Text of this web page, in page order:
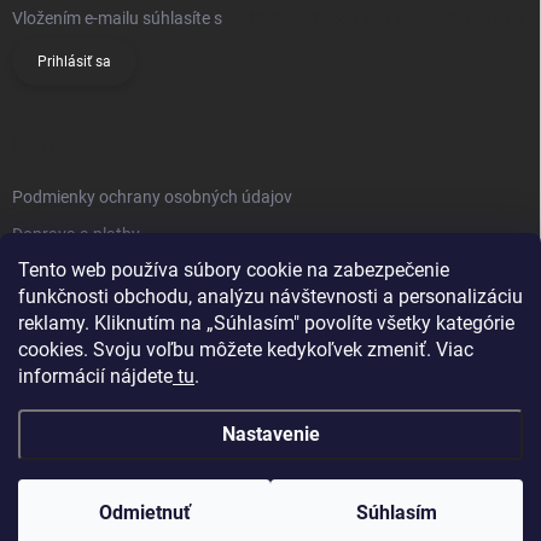
Tento web používa súbory cookie na zabezpečenie
funkčnosti obchodu, analýzu návštevnosti a personalizáciu
reklamy. Kliknutím na „Súhlasím" povolíte všetky kategórie
cookies. Svoju voľbu môžete kedykoľvek zmeniť. Viac
informácií nájdete tu.
Nastavenie
Odmietnuť Súhlasím
Vložením e-mailu súhlasíte s
Prihlásiť sa
Podmienky ochrany osobných údajov
Doprava a platby
Obchodné podmienky
Reklamačný poriadok
Vrátenie tovaru
Kontakty
Copyright 2026Knifestore . Všetky práva vyhradené. Upraviť nastavenie